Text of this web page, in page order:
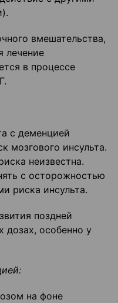
вмешательства,
лечение
в процессе
с деменцией
мозгового инсульта.
неизвестна.
с осторожностью
риска инсульта.
поздней
дозах, особенно у
на фоне